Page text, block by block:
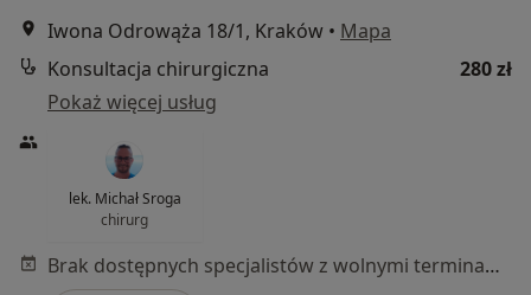
Iwona Odrowąża 18/1, Kraków • Mapa
Konsultacja chirurgiczna
280 zł
Pokaż więcej usług
lek. Michał Sroga
chirurg
Brak dostępnych specjalistów z wolnymi terminami w tym centrum medycznym.